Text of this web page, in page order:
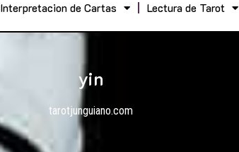
Interpretacion de Cartas Lectura de Tarot
yin
tarotjunguiano.com